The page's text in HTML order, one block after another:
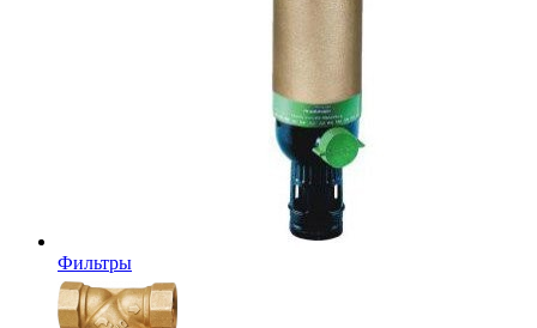
Фильтры